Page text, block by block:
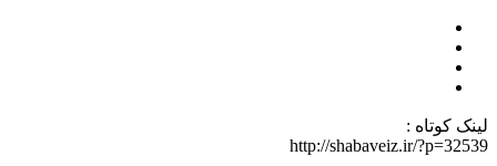
لینک کوتاه :
http://shabaveiz.ir/?p=32539